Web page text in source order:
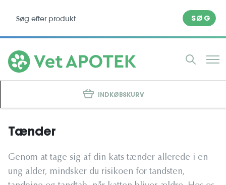
SØG
INDKØBSKURV
Tænder
Genom at tage sig af din kats tænder allerede i en
ung alder, mindsker du risikoen for tandsten,